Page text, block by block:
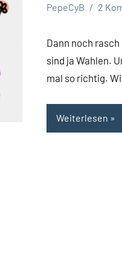
PepeCyB
2
Dann noch
sind ja Wahlen.
mal so richtig.
Weiterlesen